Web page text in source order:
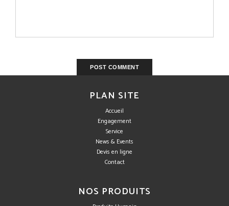
PLAN SITE
Accueil
Engagement
Service
News & Events
Devis en ligne
Contact
NOS PRODUITS